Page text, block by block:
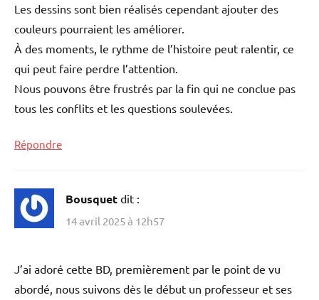
Les dessins sont bien réalisés cependant ajouter des
couleurs pourraient les améliorer.
À des moments, le rythme de l’histoire peut ralentir, ce
qui peut faire perdre l’attention.
Nous pouvons être frustrés par la fin qui ne conclue pas
tous les conflits et les questions soulevées.
Répondre
Bousquet dit :
14 avril 2025 à 12h57
J’ai adoré cette BD, premièrement par le point de vu
abordé, nous suivons dès le début un professeur et ses